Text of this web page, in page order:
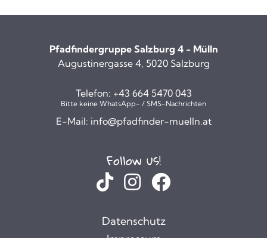
Pfadfindergruppe Salzburg 4 - Mülln
Augustinergasse 4, 5020 Salzburg
Telefon: +43 664 5470 043
Bitte keine WhatsApp- / SMS-Nachrichten
E-Mail: info@pfadfinder-muelln.at
Follow us!
Datenschutz